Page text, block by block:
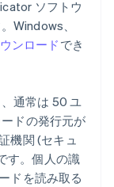
ソフトウ
Windows、
ンロードでき
通常は 50 ユ
ドの発行元が
機関 (セキュ
す。個人の識
ドを読み取る